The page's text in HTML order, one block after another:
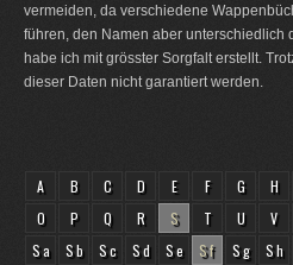
vermeiden, da verschiedene
führen, den Namen aber unterschiedlich
habe ich mit grösster Sorgfalt erstellt.
dieser Daten nicht garantiert werden.
A B C D E F G H
O
P Q R S T U V
Sa
Sb Sc Sd Se Sf Sg Sh